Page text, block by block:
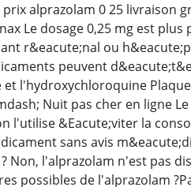
alprazolam 0 25 livraison
Le dosage 0,25 mg est
r&eacute;nal ou
peuvent
l'hydroxychloroquine
Nuit pas cher en ligne Le
l'utilise &Eacute;viter la
sans avis
Non, l'alprazolam n'est pas
possibles de l'alprazolam